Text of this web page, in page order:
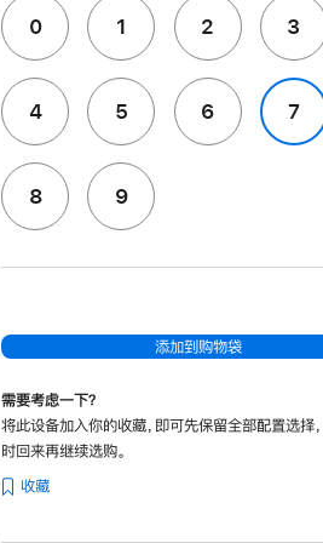
0 1 2 3
4 5 6 7
8 9
添加到购物袋
需要考虑一下？
将此设备加入你的收藏，即可先保留全部配置选择
时回来再继续选购。
收藏